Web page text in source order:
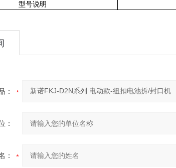
型号说明
：
：
：